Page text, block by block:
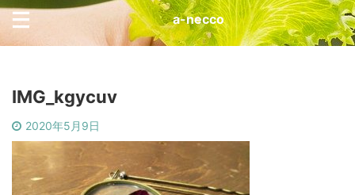
a-necco
IMG_kgycuv
2020年5月9日